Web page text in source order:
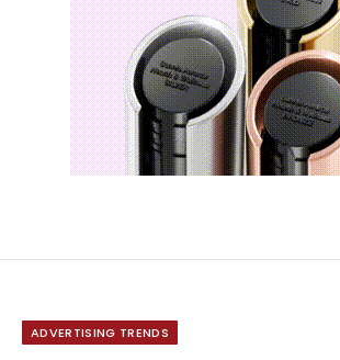
ADVERTISING TRENDS